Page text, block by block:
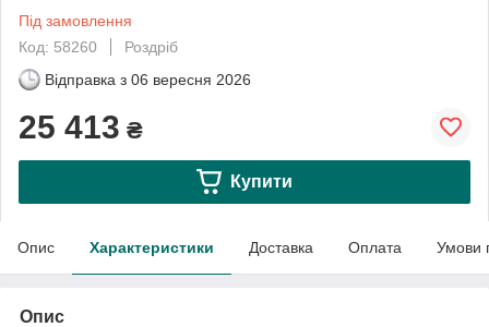
Під замовлення
Код: 58260
Роздріб
Відправка з 06 вересня 2026
25 413 ₴
Купити
Опис Характеристики Доставка Оплата Умови
Опис